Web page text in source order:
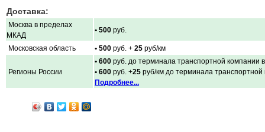
Доставка:
Москва в пределах
МКАД
• 500 руб.
Московская область • 500 руб. + 25 руб/км
Регионы России
• 600 руб. до терминала транспортной компании
• 600 руб. +25 руб/км до терминала
Подробнее...